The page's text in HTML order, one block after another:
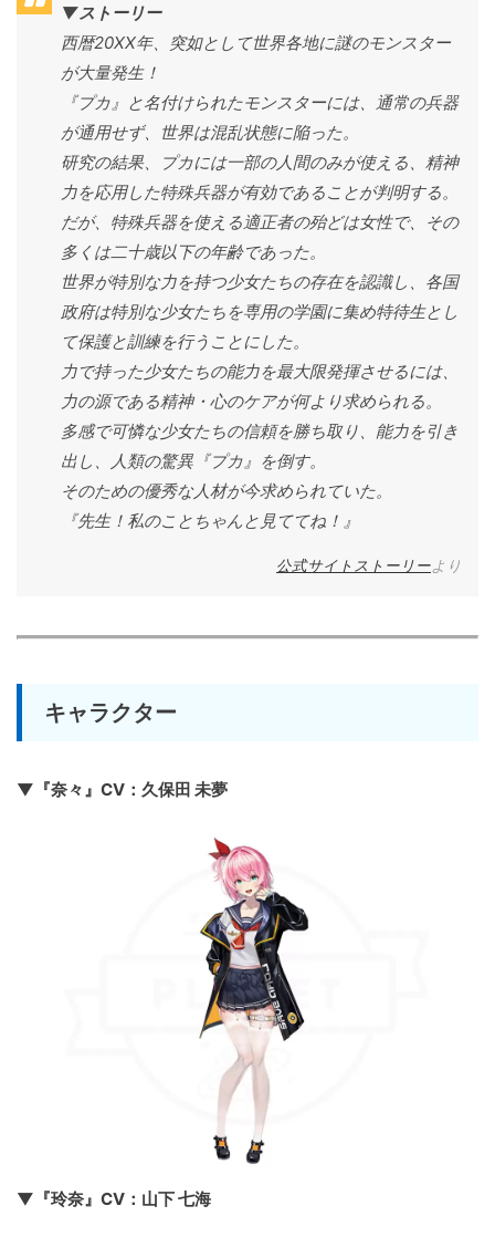
▼ストーリー
西暦20XX年、突如として世界各地に謎のモンスター
が大量発生！
『プカ』と名付けられたモンスターには、通常の兵器
が通用せず、世界は混乱状態に陥った。
研究の結果、プカには一部の人間のみが使える、精神
力を応用した特殊兵器が有効であることが判明する。
だが、特殊兵器を使える適正者の殆どは女性で、その
多くは二十歳以下の年齢であった。
世界が特別な力を持つ少女たちの存在を認識し、各国
政府は特別な少女たちを専用の学園に集め特待生とし
て保護と訓練を行うことにした。
力で持った少女たちの能力を最大限発揮させるには、
力の源である精神・心のケアが何より求められる。
多感で可憐な少女たちの信頼を勝ち取り、能力を引き
出し、人類の驚異『プカ』を倒す。
そのための優秀な人材が今求められていた。
『先生！私のことちゃんと見ててね！』
公式サイトストーリーより
キャラクター
▼『奈々』CV：久保田 未夢
▼『玲奈』CV：山下 七海